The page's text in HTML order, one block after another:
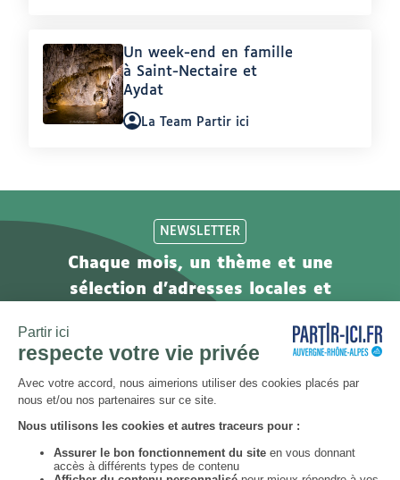
Article
:
Un week-end en famille
à Saint-Nectaire et
Aydat
Auteur
La Team Partir ici
NEWSLETTER
Chaque mois, un thème et une
sélection d'adresses locales et
newsletter !
S’abonner